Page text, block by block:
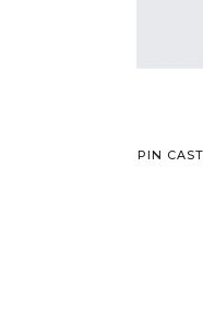
PIN